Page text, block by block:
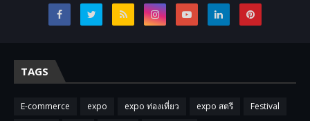
TAGS
E-commerce expo expo ท่องเที่ยว expo สตรี
Festival